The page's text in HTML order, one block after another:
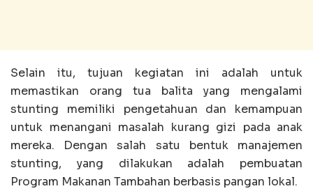
Selain itu, tujuan kegiatan ini adalah untuk
memastikan orang tua balita yang mengalami
stunting memiliki pengetahuan dan kemampuan
untuk menangani masalah kurang gizi pada anak
mereka. Dengan salah satu bentuk manajemen
stunting, yang dilakukan adalah pembuatan
Program Makanan Tambahan berbasis pangan lokal.